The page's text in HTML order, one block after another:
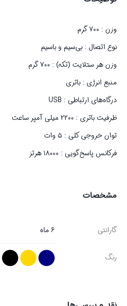
وزن : ۷۰۰ گرم
نوع اتصال : بی‌سیم و باسیم
وزن هر ستلایت (تکه) : ۷۰۰ گرم
منبع انرژی : باتری
درگاه‌های ارتباطی : USB
ظرفیت باتری : ۲۲۰۰ میلی آمپر ساعت
توان خروجی کلی : ۵ وات
فرکانس پاسخ‌گویی : ۱۸۰۰۰ هرتز
مشخصات
گارانتی 6 ماه
رنگ